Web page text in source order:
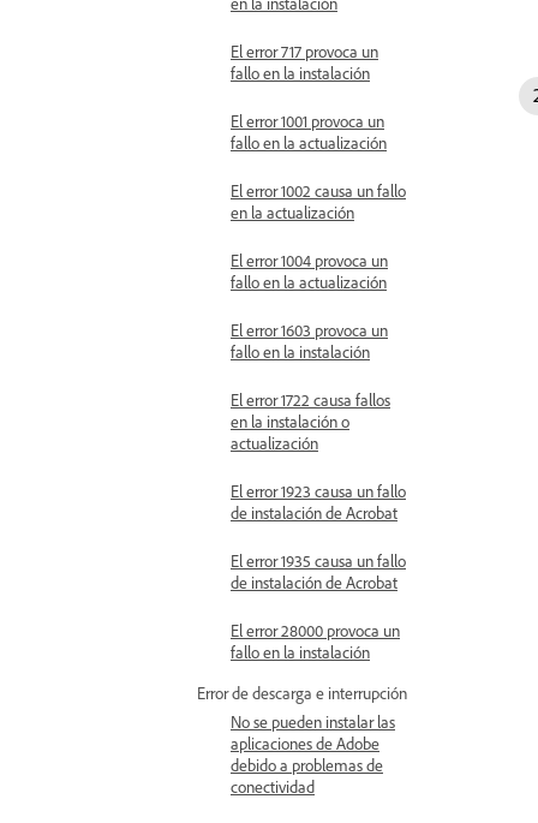
El error 717 provoca un
fallo en la instalación
El error 1001 provoca un
fallo en la actualización
El error 1002 causa un fallo
en la actualización
El error 1004 provoca un
fallo en la actualización
El error 1603 provoca un
fallo en la instalación
El error 1722 causa fallos
en la instalación o
actualización
El error 1923 causa un fallo
de instalación de Acrobat
El error 1935 causa un fallo
de instalación de Acrobat
El error 28000 provoca un
fallo en la instalación
Error de descarga e interrupción
No se pueden instalar las
aplicaciones de Adobe
debido a problemas de
conectividad